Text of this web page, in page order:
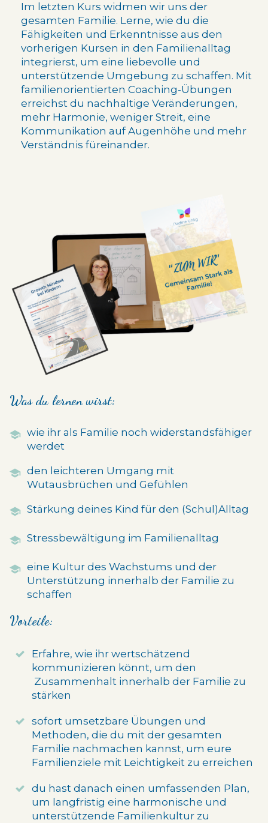
Im letzten Kurs widmen wir uns der
gesamten Familie. Lerne, wie du die
Fähigkeiten und Erkenntnisse aus den
vorherigen Kursen in den Familienalltag
integrierst, um eine liebevolle und
unterstützende Umgebung zu schaffen. Mit
familienorientierten Coaching-Übungen
erreichst du nachhaltige Veränderungen,
mehr Harmonie, weniger Streit, eine
Kommunikation auf Augenhöhe und mehr
Verständnis füreinander.
Was du lernen wirst:
wie ihr als Familie noch widerstandsfähiger
werdet
den leichteren Umgang mit
Wutausbrüchen und Gefühlen
Stärkung deines Kind für den (Schul)Alltag
Stressbewältigung im Familienalltag
eine Kultur des Wachstums und der
Unterstützung innerhalb der Familie zu
schaffen
Vorteile:
Erfahre, wie ihr wertschätzend
kommunizieren könnt, um den
Zusammenhalt innerhalb der Familie zu
stärken
sofort umsetzbare Übungen und
Methoden, die du mit der gesamten
Familie nachmachen kannst, um eure
Familienziele mit Leichtigkeit zu erreichen
du hast danach einen umfassenden Plan,
um langfristig eine harmonische und
unterstützende Familienkultur zu